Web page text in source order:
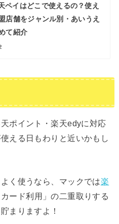
ペイはどこで使えるの？使え
店舗をジャンル別・あいうえ
て紹介
ポイント・楽天edyに対応
える日もわりと近いかもし
く使うなら、マックでは楽
ード利用」の二重取りする
まりますよ！